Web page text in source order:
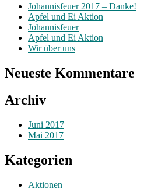
Johannisfeuer 2017 – Danke!
Apfel und Ei Aktion
Johannisfeuer
Apfel und Ei Aktion
Wir über uns
Neueste Kommentare
Archiv
Juni 2017
Mai 2017
Kategorien
Aktionen